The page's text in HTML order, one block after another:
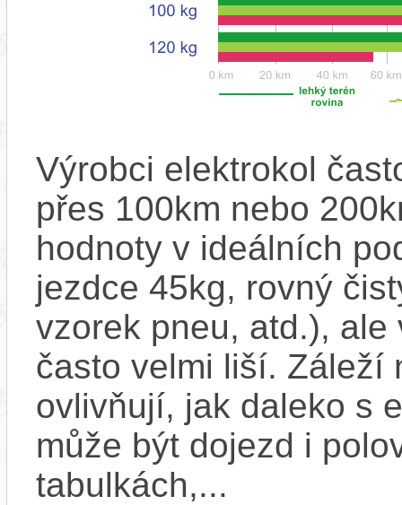
Výrobci elektrokol
přes 100km nebo
hodnoty v ideálních
jezdce 45kg, rovný
vzorek pneu, atd.),
často velmi liší. Záleží
ovlivňují, jak daleko s
může být dojezd i
tabulkách,...